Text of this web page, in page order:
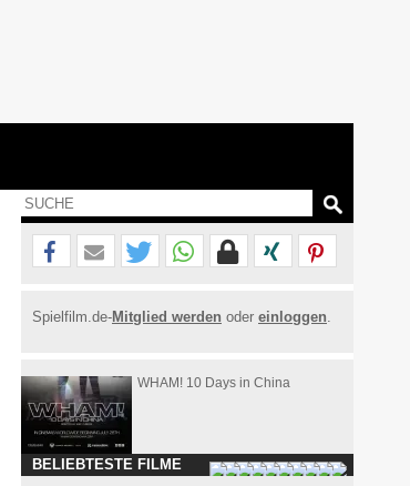
Spielfilm.de-Mitglied werden oder einloggen.
WHAM! 10 Days in China
BELIEBTESTE FILME